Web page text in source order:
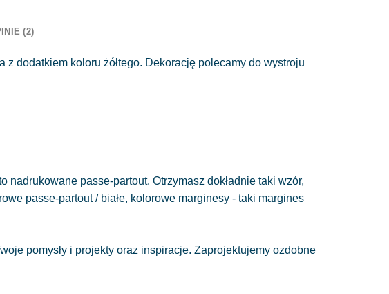
(2)
dodatkiem koloru żółtego. Dekorację polecamy do wystroju
passe-partout. Otrzymasz dokładnie taki wzór,
passe-partout / białe, kolorowe marginesy - taki margines
pomysły i projekty oraz inspiracje. Zaprojektujemy ozdobne